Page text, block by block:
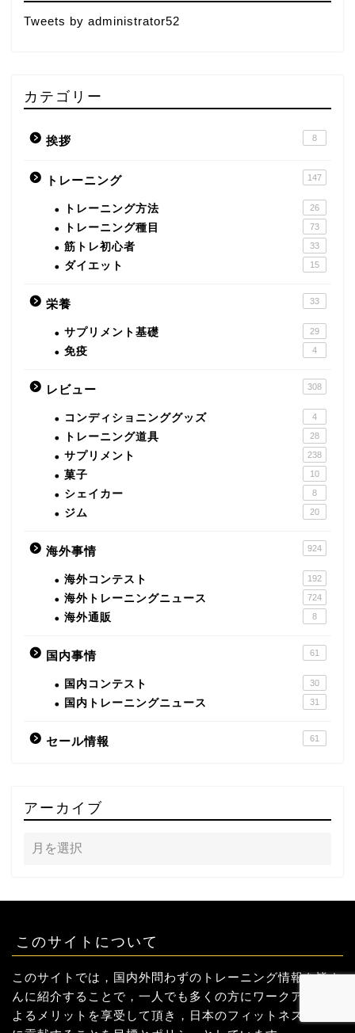
Tweets by administrator52
カテゴリー
挨拶 8
トレーニング 147
トレーニング方法 26
トレーニング種目 73
筋トレ初心者 33
ダイエット 15
栄養 33
サプリメント基礎 29
免疫 4
レビュー 308
コンディショニンググッズ 4
トレーニング道具 28
サプリメント 238
菓子 10
シェイカー 8
ジム 20
海外事情 924
海外コンテスト 192
海外トレーニングニュース 724
海外通販 8
国内事情 61
国内コンテスト 30
国内トレーニングニュース 31
セール情報 61
アーカイブ
このサイトについて
このサイトでは，国内外問わずのトレーニング情報を皆さ
んに紹介することで，一人でも多くの方にワークアウトに
よるメリットを享受して頂き，日本のフィットネス産業界